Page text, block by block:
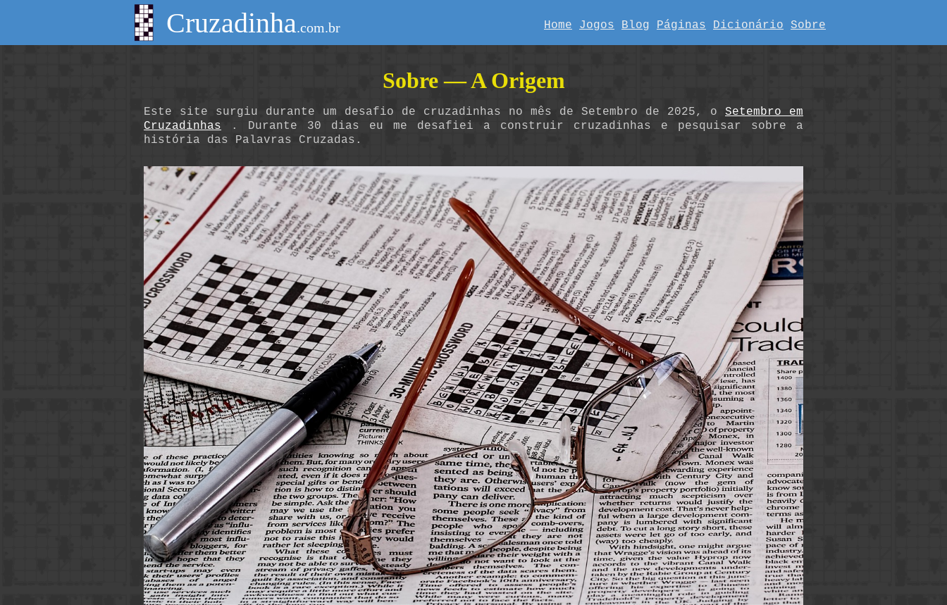
Cruzadinha.com.br Home Jogos Blog Páginas Dicionário Sobre
Sobre — A Origem
Este site surgiu durante um desafio de cruzadinhas no mês de Setembro de 2025, o Setembro em
Cruzadinhas . Durante 30 dias eu me desafiei a construir cruzadinhas e pesquisar sobre a
história das Palavras Cruzadas.